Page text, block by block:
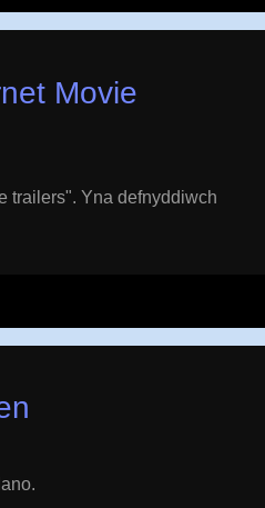
Movie
trailers". Yna defnyddiwch